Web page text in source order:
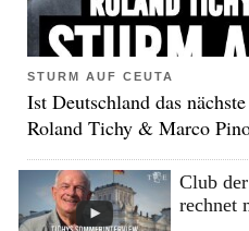
STURM AUF CEUTA
Ist Deutschland das
Roland Tichy & Marco
Club
rechnet